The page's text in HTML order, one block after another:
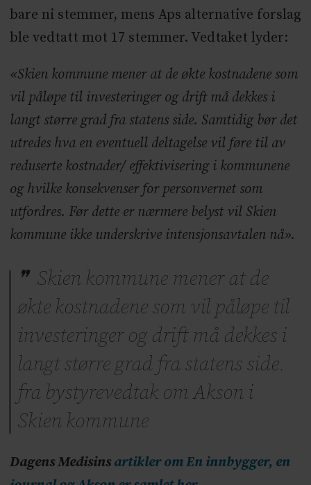
bare ni stemmer, mens Aps alternative forslag
ble vedtatt mot 17 stemmer. Vedtaket lyder:
«Skien kommune mener at de økte kostnadene som
vil påløpe til investeringer og drift må dekkes i
langt større grad fra statens side. Samtidig bør det
utredes hva en eventuell deltagelse vil føre til av
reduserte kostnader/ effektivisering i kommunene
og hvilke konsekvenser for personvernet som
utfordres. Før dette er nærmere belyst vil Skien
kommune ikke underskrive intensjonsavtalen nå».
Skien kommune mener at de
økte kostnadene som vil påløpe til
investeringer og drift må dekkes i
langt større grad fra statens side.
fra bystyrevedtak om Akson i
Skien kommune
Dagens Medisinsartikler om En innbygger, en